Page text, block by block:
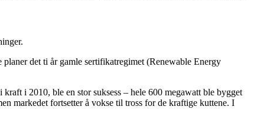
det ti år gamle sertifikatregimet (Renewable Energy
i 2010, ble en stor suksess – hele 600 megawatt ble bygget
markedet fortsetter å vokse til tross for de kraftige kuttene. I